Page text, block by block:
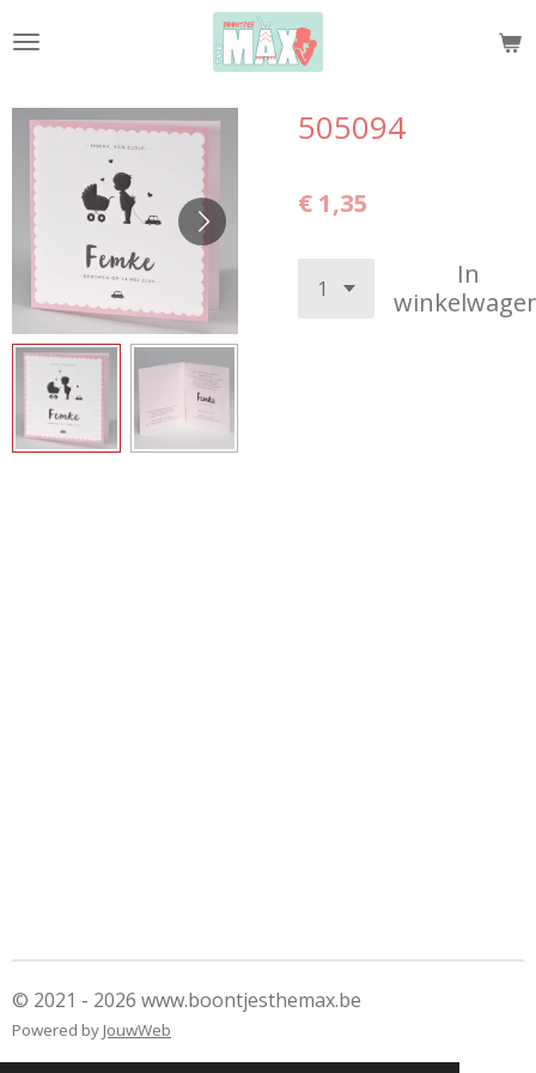
direct
de
hoofdinhoud
505094
€ 1,35
In
© 2021 - 2026 www.boontjesthemax.be
Powered by JouwWeb